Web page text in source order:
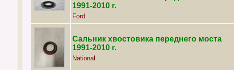
1991-2010 г.
Ford.
Сальник хвостовика переднего моста
1991-2010 г.
National.